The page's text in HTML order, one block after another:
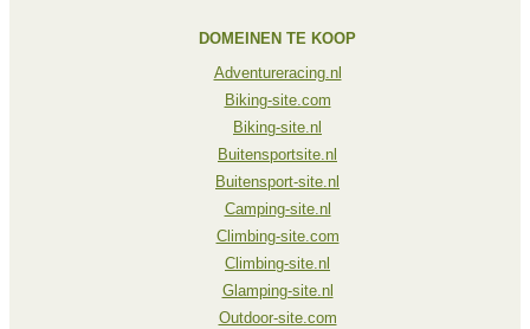
DOMEINEN TE KOOP
Adventureracing.nl
Biking-site.com
Biking-site.nl
Buitensportsite.nl
Buitensport-site.nl
Camping-site.nl
Climbing-site.com
Climbing-site.nl
Glamping-site.nl
Outdoor-site.com